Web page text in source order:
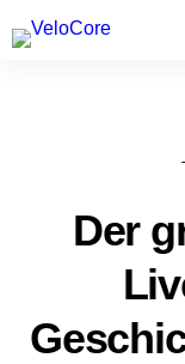
Agenturen &
Der